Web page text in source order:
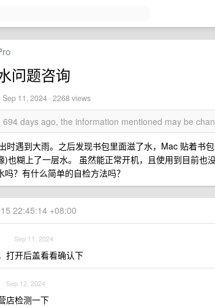
问题咨询
·Sep 11, 2024 · 2268 views
days ago, the information mentioned may be
时遇到大雨。之后发现书包里面滋了水，Mac 贴着书
)也糊上了一层水。 虽然能正常开机，且使用到目前也
？有什么简单的自检方法吗？
22:45:14 +08:00
Sep 11, 2024
打开后盖看看确认下
Sep 12, 2024
店检测一下